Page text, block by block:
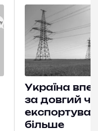
Україна
за довгий
більше